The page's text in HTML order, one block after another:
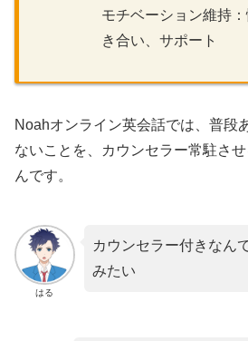
モチベーション維持
き合い、サポート
Noahオンライン英会話では、普段
ないことを、カウンセラー常駐さ
んです。
はる
カウンセラー付きなん
みたい